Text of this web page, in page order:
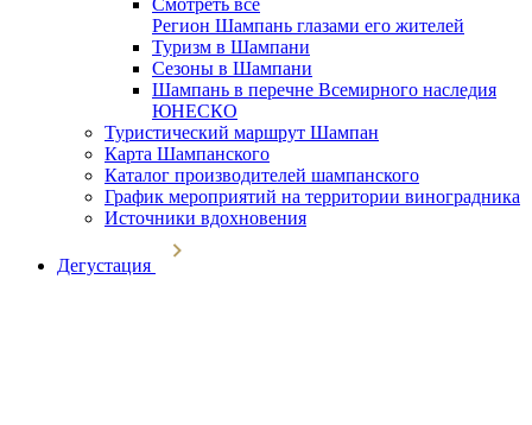
Смотреть все
Регион Шампань глазами его жителей
Туризм в Шампани
Сезоны в Шампани
Шампань в перечне Всемирного наследия
ЮНЕСКО
Туристический маршрут Шампан
Карта Шампанского
Каталог производителей шампанского
График мероприятий на территории виноградника
Источники вдохновения
Дегустация